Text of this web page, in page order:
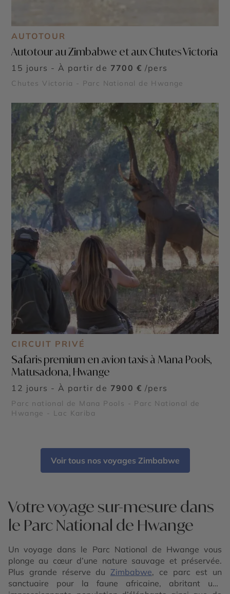
AUTOTOUR
Autotour au Zimbabwe et aux Chutes Victoria
15 jours - À partir de 7700 € /pers
Chutes Victoria - Parc National de Hwange
CIRCUIT PRIVÉ
Safaris premium en avion taxis à Mana Pools,
Matusadona, Hwange
12 jours - À partir de 7900 € /pers
Parc national de Mana Pools - Parc National de
Hwange - Lac Kariba
Voir tous nos voyages Zimbabwe
Votre voyage sur-mesure dans
le Parc National de Hwange
Un voyage dans le Parc National de Hwange vous
plonge au cœur d’une nature sauvage et préservée.
Plus grande réserve du Zimbabwe, ce parc est un
sanctuaire pour la faune africaine, abritant une